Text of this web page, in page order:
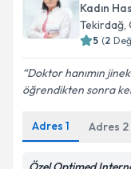
Kadın
Tekirdağ,
5 (2
Doktor hanımın
öğrendikten sonra
Adres 1 Adres 2